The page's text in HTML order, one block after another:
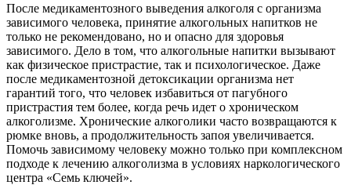
После медикаментозного выведения алкоголя с организма
зависимого человека, принятие алкогольных напитков не
только не рекомендовано, но и опасно для здоровья
зависимого. Дело в том, что алкогольные напитки вызывают
как физическое пристрастие, так и психологическое. Даже
после медикаментозной детоксикации организма нет
гарантий того, что человек избавиться от пагубного
пристрастия тем более, когда речь идет о хроническом
алкоголизме. Хронические алкоголики часто возвращаются к
рюмке вновь, а продолжительность запоя увеличивается.
Помочь зависимому человеку можно только при комплексном
подходе к лечению алкоголизма в условиях наркологического
центра «Семь ключей».